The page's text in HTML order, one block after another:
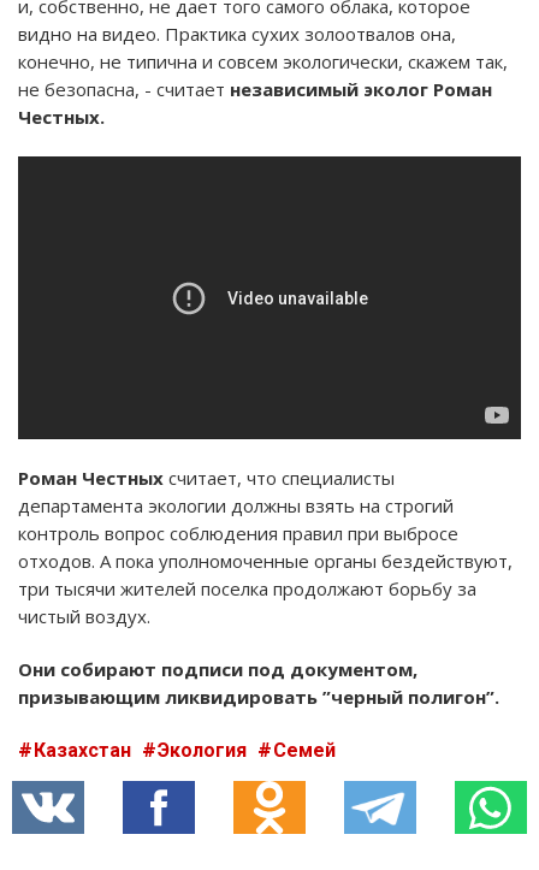
и, собственно, не дает того самого облака, которое
видно на видео. Практика сухих золоотвалов она,
конечно, не типична и совсем экологически, скажем так,
не безопасна, - считает независимый эколог Роман
Честных.
Роман Честных считает, что специалисты
департамента экологии должны взять на строгий
контроль вопрос соблюдения правил при выбросе
отходов. А пока уполномоченные органы бездействуют,
три тысячи жителей поселка продолжают борьбу за
чистый воздух.
Они собирают подписи под документом,
призывающим ликвидировать ”черный полигон”.
Казахстан Экология Семей